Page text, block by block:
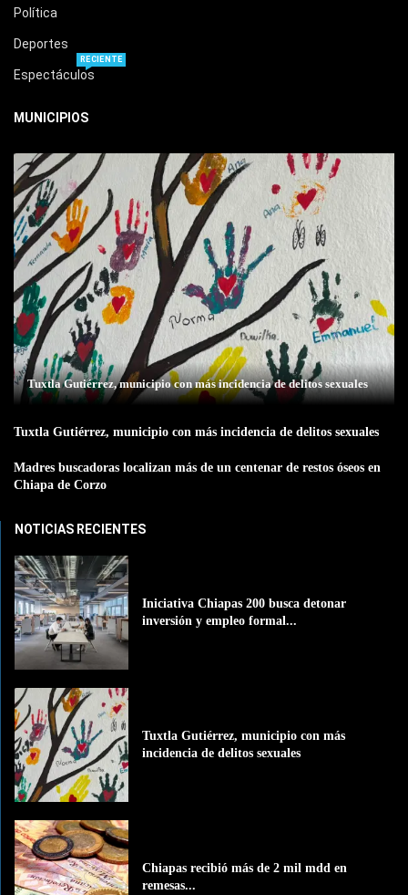
Política
Deportes
Espectáculos
RECIENTE
MUNICIPIOS
Tuxtla Gutiérrez, municipio con más incidencia de delitos sexuales
Tuxtla Gutiérrez, municipio con más incidencia de delitos sexuales
Madres buscadoras localizan más de un centenar de restos óseos en
Chiapa de Corzo
NOTICIAS RECIENTES
Iniciativa Chiapas 200 busca detonar
inversión y empleo formal...
Tuxtla Gutiérrez, municipio con más
incidencia de delitos sexuales
Chiapas recibió más de 2 mil mdd en
remesas...